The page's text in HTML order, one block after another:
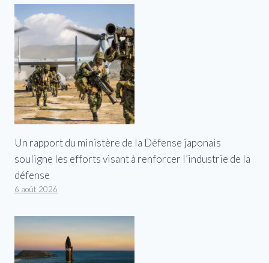
Un rapport du ministère de la Défense japonais
souligne les efforts visant à renforcer l’industrie de la
défense
6 août 2026